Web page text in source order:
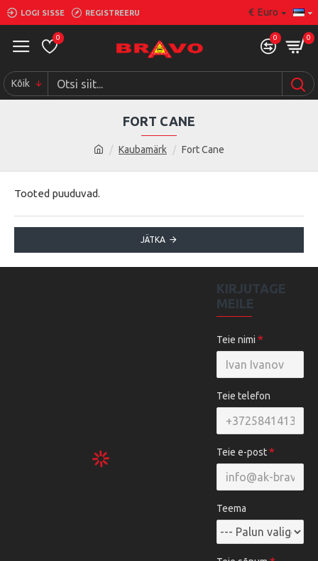
LOGI SISSE REGISTREERU € Euro
0 0 0
Kõik
Kaubamärk Fort Cane
FORT CANE
Tooted puuduvad.
JÄTKA
KIRJUTAGE
MEILE
Teie nimi
Teie telefon
Teie e-post
Teema